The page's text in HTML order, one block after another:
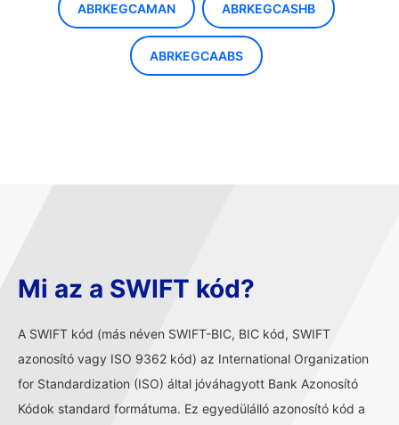
ABRKEGCAMAN ABRKEGCASHB
ABRKEGCAABS
Mi az a SWIFT kód?
A SWIFT kód (más néven SWIFT-BIC, BIC kód, SWIFT
azonosító vagy ISO 9362 kód) az International Organization
for Standardization (ISO) által jóváhagyott Bank Azonosító
Kódok standard formátuma. Ez egyedülálló azonosító kód a